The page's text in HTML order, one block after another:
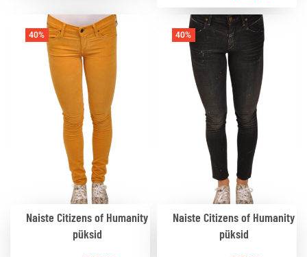
40%
Naiste Citizens of Humanity
püksid
40%
Naiste Citizens of Humanity
püksid